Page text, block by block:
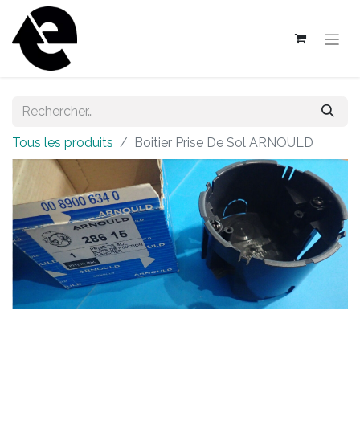
Tous les produits Boitier Prise De Sol ARNOULD